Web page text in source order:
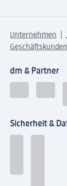
Unternehmen
Geschäftskunden
dm & Partner
Sicherheit &